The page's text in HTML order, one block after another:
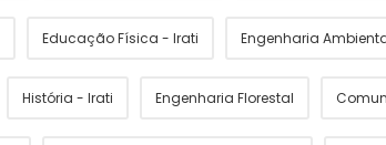
Educação Física - Irati Engenharia
História - Irati Engenharia Florestal